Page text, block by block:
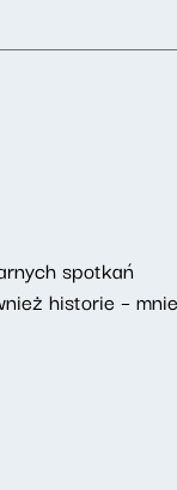
spotkań
historie –